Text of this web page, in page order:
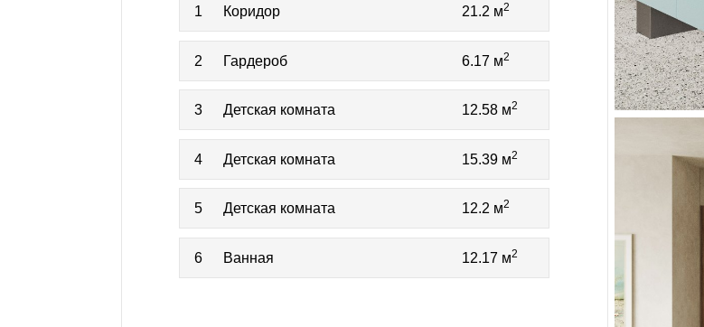
1 Коридор 21.2 м2
2 Гардероб 6.17 м2
3 Детская комната 12.58 м2
4 Детская комната 15.39 м2
5 Детская комната 12.2 м2
6 Ванная 12.17 м2